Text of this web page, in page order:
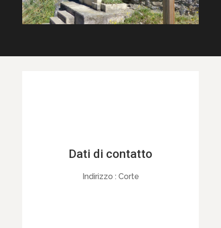
Dati di contatto
Indirizzo : Corte